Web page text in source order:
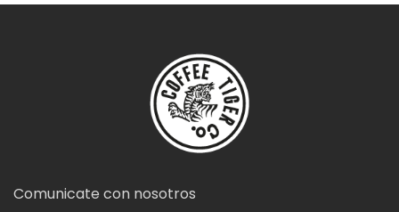
Comunicate con nosotros